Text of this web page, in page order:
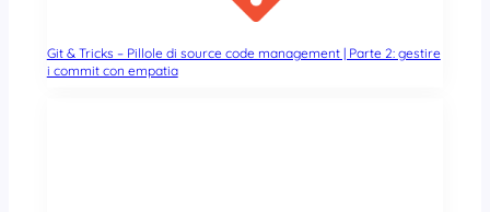
Git & Tricks – Pillole di source code management | Parte 2: gestire
i commit con empatia